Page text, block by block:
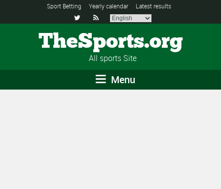
Sport Betting Yearly calendar Latest results
 
TheSports.org
All sports Site
Menu